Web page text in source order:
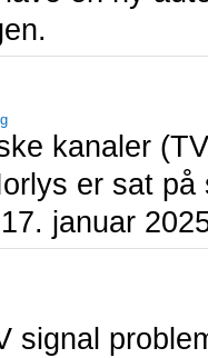
kanaler
er sat
januar
signal